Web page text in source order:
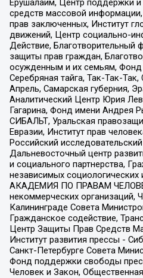
Ерушалаим, Центр поддержки и
средств массовой
прав заключенных, Институт
движений, Центр социально-
Действие, Благотворительный
защиты прав граждан,
осужденным и их семьям, Фонд
Серебряная тайга, Так-Так-
Апрель, Самарская губерния,
Аналитический Центр Юрия
Гагарина, Фонд имени Андрея
СИБАЛЬТ, Уральская
Евразии, Институт прав
Российский
Дальневосточный центр
и социального партнерства,
независимых социологических
АКАДЕМИЯ ПО ПРАВАМ
некоммерческих организаций,
Калининграде Совета
Гражданское содействие,
Центр Защиты Прав Средств
Институт развития прессы -
Санкт-Петербурге Совета
Фонд поддержки свободы
Человек и Закон,